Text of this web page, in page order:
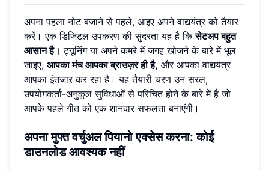
अपना पहला नोट बजाने से पहले, आइए अपने वाद्ययंत्र को तैयार
करें। एक डिजिटल उपकरण की सुंदरता यह है किसेटअप बहुत
आसान है। ट्यूनिंग या अपने कमरे में जगह खोजने के बारे में भूल
जाइए; आपका मंच आपका ब्राउज़र ही है, और आपका वाद्ययंत्र
आपका इंतजार कर रहा है। यह तैयारी चरण उन सरल,
उपयोगकर्ता-अनुकूल सुविधाओं से परिचित होने के बारे में है जो
आपके पहले गीत को एक शानदार सफलता बनाएंगी।
अपना मुफ्त वर्चुअल पियानो एक्सेस करना: कोई
डाउनलोड आवश्यक नहीं